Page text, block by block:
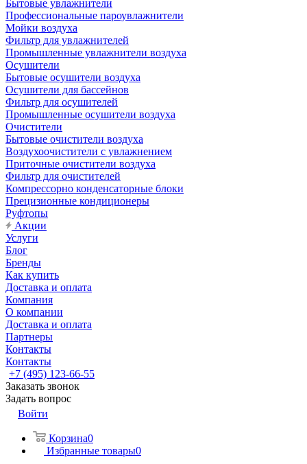
Бытовые увлажнители
Профессиональные пароувлажнители
Мойки воздуха
Фильтр для увлажнителей
Промышленные увлажнители воздуха
Осушители
Бытовые осушители воздуха
Осушители для бассейнов
Фильтр для осушителей
Промышленные осушители воздуха
Очистители
Бытовые очистители воздуха
Воздухоочистители с увлажнением
Приточные очистители воздуха
Фильтр для очистителей
Компрессорно конденсаторные блоки
Прецизионные кондиционеры
Руфтопы
Акции
Услуги
Блог
Бренды
Как купить
Доставка и оплата
Компания
О компании
Доставка и оплата
Партнеры
Контакты
Контакты
+7 (495) 123-66-55
Заказать звонок
Задать вопрос
Войти
Корзина0
Избранные товары0